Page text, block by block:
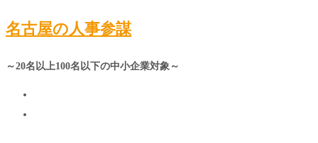
名古屋の人事参謀
～20名以上100名以下の中小企業対象～